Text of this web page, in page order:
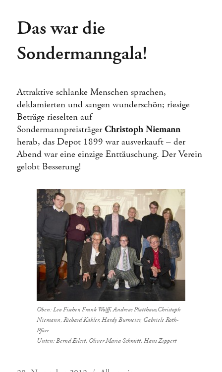
Das war die
Sondermanngala!
Attraktive schlanke Menschen sprachen,
deklamierten und sangen wunderschön; riesige
Beträge rieselten auf
SondermannpreisträgerChristoph Niemann
herab, das Depot 1899 war ausverkauft – der
Abend war eine einzige Enttäuschung. Der Verein
gelobt Besserung!
Oben: Leo Fischer, Frank Wolff, Andreas Platthaus,Christoph
Niemann, Richard Kähler, Hardy Burmeier, Gabriele Roth-
Pfarr
Unten: Bernd Eilert, Oliver Maria Schmitt, Hans Zippert